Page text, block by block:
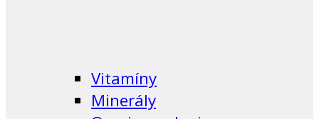
Vitamíny
Minerály